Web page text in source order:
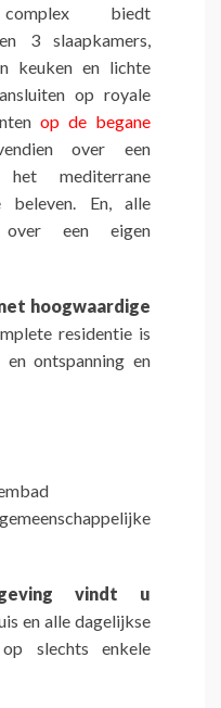
biedt
3 slaapkamers,
keuken en lichte
op royale
op de begane
over een
mediterrane
beleven. En, alle
over een eigen
hoogwaardige
residentie is
ontspanning en
vindt u
en alle dagelijkse
op slechts enkele